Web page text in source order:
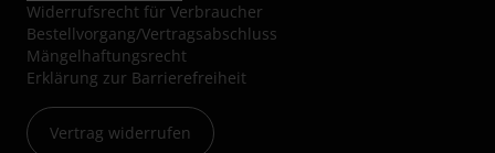
Widerrufsrecht für Verbraucher
Bestellvorgang/Vertragsabschluss
Mängelhaftungsrecht
Erklärung zur Barrierefreiheit
Vertrag widerrufen